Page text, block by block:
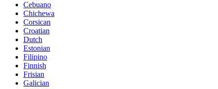
Cebuano
Chichewa
Corsican
Croatian
Dutch
Estonian
Filipino
Finnish
Frisian
Galician